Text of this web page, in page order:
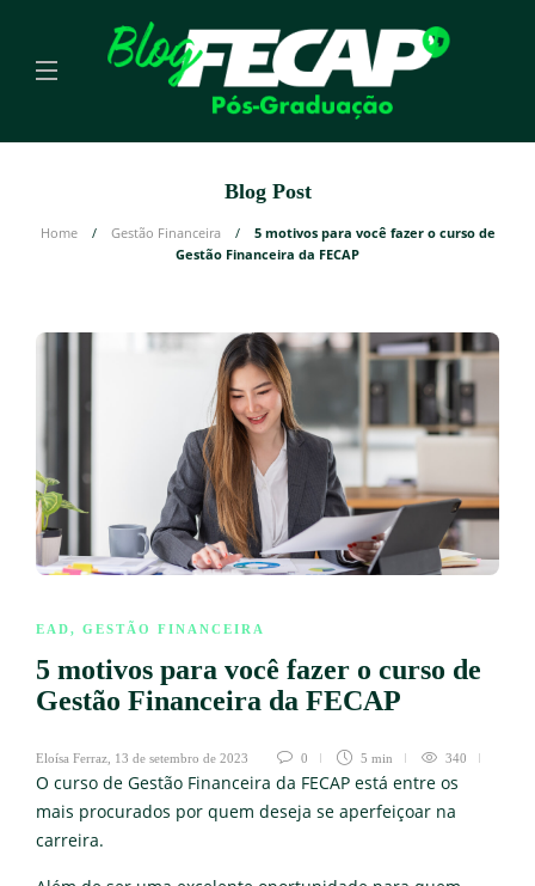
Blog Post
Home Gestão Financeira
5 motivos para você fazer o curso de
Gestão Financeira da FECAP
EAD, GESTÃO FINANCEIRA
5 motivos para você fazer o curso de
Gestão Financeira da FECAP
Eloísa Ferraz 13 de setembro de 2023 0 5 min 340
O curso de Gestão Financeira da FECAP está entre os
mais procurados por quem deseja se aperfeiçoar na
carreira.